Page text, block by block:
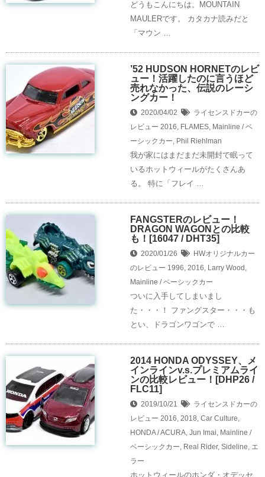
どうもこんにちは。MOUNTAIN
MAULERです。 カタカナ読みだと
「マウン …
’52 HUDSON HORNETのレビ
ュー！活躍したのに言うほど
売れなかった、伝説のレーシ
ングカー！
2020/04/02
ライセンスドカーの
レビュー 2016, FLAMES, Mainline / ベ
ーシックカー, Phil Riehlman
我が家にはまだまだ未開封で眠って
いるホットウィールがたくさんあ
る。 特に「フレイ …
FANGSTERのレビュー！
DRAGON WAGONとの比較
も！[16047 / DHT35]
2020/01/26
HWオリジナルカー
のレビュー 1996, 2016, Larry Wood ,
Mainline / ベーシックカー
ついに入手してしまいまし
た・・・！ ファングスター・・・も
とい、ドラゴンワゴンで …
2014 HONDA ODYSSEY、メ
インラインv.s.プレミアムライ
ンの比較レビュー！[DHP26 /
FLC11]
2019/10/21
ライセンスドカーの
レビュー 2016, 2018, Car Culture,
HONDA / ACURA, Jun Imai, Mainline /
ベーシックカー, Real Rider, Sideline, エ
ラー
ホットウィールのホンダ・オデッセ